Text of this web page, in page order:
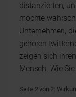
distanzierten,
möchte
Unternehmen,
gehören
zeigen sich
Mensch. Wie
Seite 2 von 2: